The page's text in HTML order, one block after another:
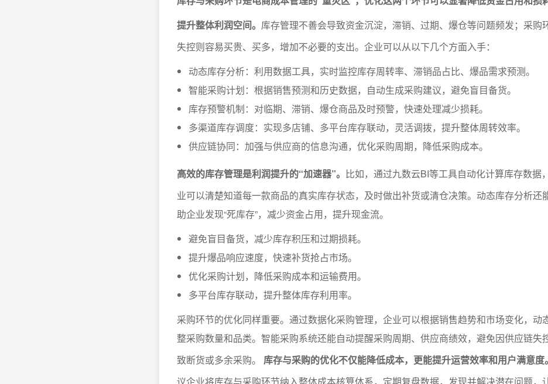
提升整体利润空间。 库存管理不善会导致资金沉淀，滞销、过期、爆仓等问题频发；采购
失控则容易买贵、买多，增加不必要的支出。企业可以从以下几个方面入手：
动态库存分析：利用数据工具，实时监控库存周转率、滞销品占比、爆品需求预测。
智能采购计划：根据销售预测和历史数据，自动生成采购建议，避免盲目备货。
库存预警机制：对临期、滞销、爆仓商品及时预警，快速处理减少损耗。
多渠道库存调度：实现多店铺、多平台库存联动，灵活调拨，提升整体周转效率。
供应链协同：加强与供应商的信息沟通，优化采购周期，降低采购成本。
高效的库存管理是利润提升的“加速器”。 比如，通过九数云BI等工具自动化计算库存数据
业可以清楚知道每一款商品的真实库存状态，及时做出补货或清仓决策。动态库存分析还
助企业发现“死库存”，减少资金占用，提升现金流。
避免盲目备货，减少库存积压和过期损耗。
提升爆品响应速度，快速补货抢占市场。
优化采购计划，降低采购成本和运输费用。
多平台库存联动，提升整体库存利用率。
采购环节的优化同样重要。通过数据化采购管理，企业可以根据销售趋势和市场变化，动
整采购数量和品类。智能采购系统还能自动提醒采购周期、供应商绩效，避免因供应链失
致断货或多余采购。 库存与采购的优化不仅能降低成本，更能提升运营效率和用户满意度。